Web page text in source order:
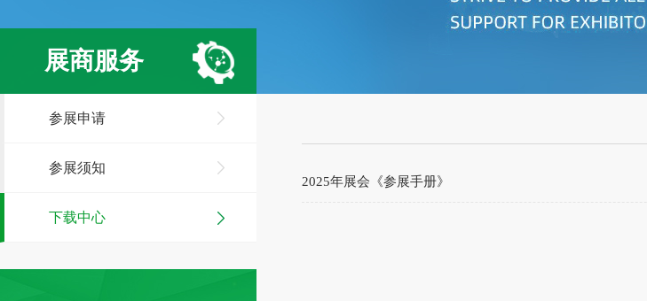
展商服务
参展申请
参展须知
下载中心
2025年展会《参展手册》